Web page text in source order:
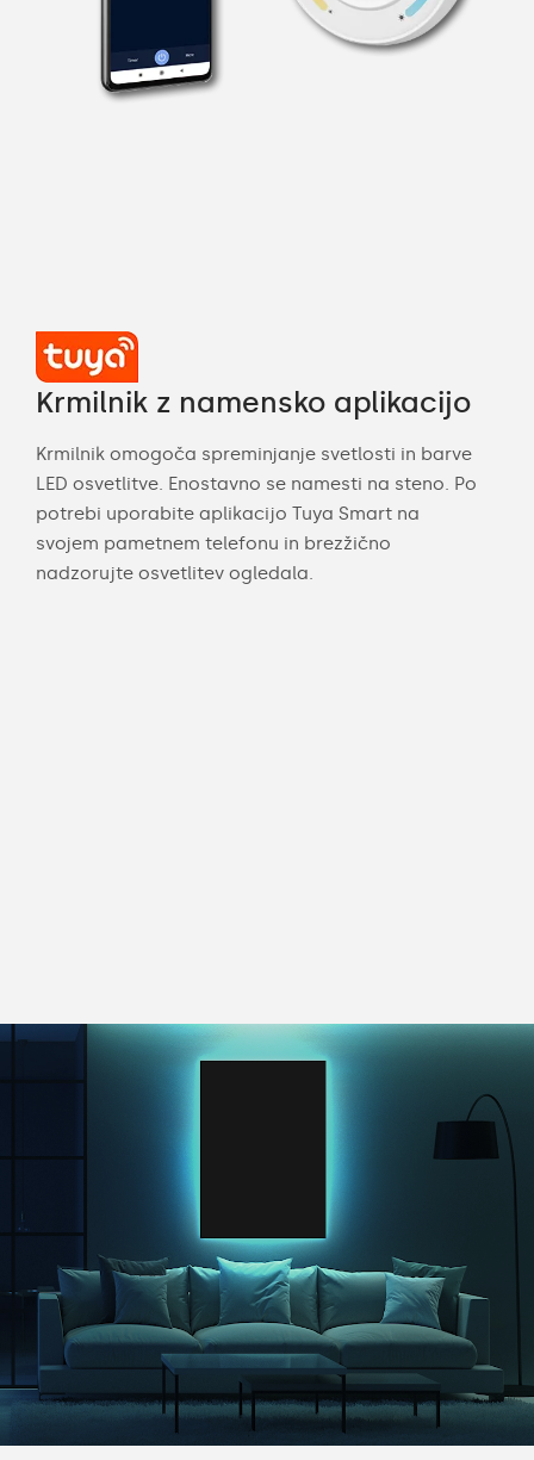
Krmilnik z namensko aplikacijo
Krmilnik omogoča spreminjanje svetlosti in barve
LED osvetlitve. Enostavno se namesti na steno. Po
potrebi uporabite aplikacijo Tuya Smart na
svojem pametnem telefonu in brezžično
nadzorujte osvetlitev ogledala.